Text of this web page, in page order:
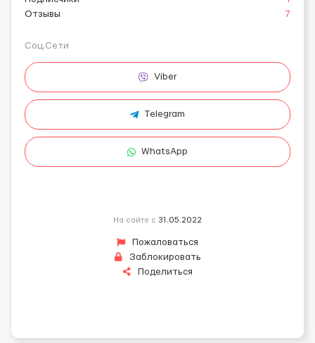
Отзывы
7
Соц.Сети
Viber
Telegram
WhatsApp
На сайте с 31.05.2022
Пожаловаться
Заблокировать
Поделиться